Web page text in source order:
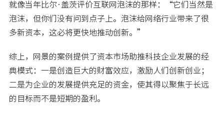
就像当年比尔·盖茨评价互联网泡沫的那样：“它们当然是
泡沫，但你们没有问到点子上。泡沫给网络行业带来了很
多新资本，这必将更快地推动创新。”
综上，网景的案例提供了资本市场助推科技企业发展的经
典模式：一是创造巨大的财富效应，激励人们创新创业；
二是为企业的发展提供充足的资金，使其得以聚焦于长远
的目标而不是短期的盈利。